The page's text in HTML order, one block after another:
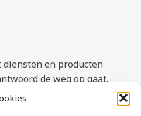
diensten en producten
de weg op gaat.
onafhankelijk en deskundige